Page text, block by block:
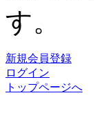
す。
新規会員登録
ログイン
トップページへ